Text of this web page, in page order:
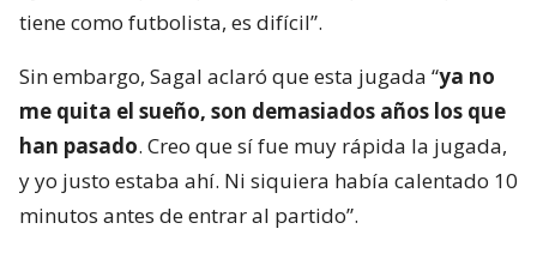
tiene como futbolista, es difícil”.
Sin embargo, Sagal aclaró que esta jugada “ya no
me quita el sueño, son demasiados años los que
han pasado. Creo que sí fue muy rápida la jugada,
y yo justo estaba ahí. Ni siquiera había calentado 10
minutos antes de entrar al partido”.